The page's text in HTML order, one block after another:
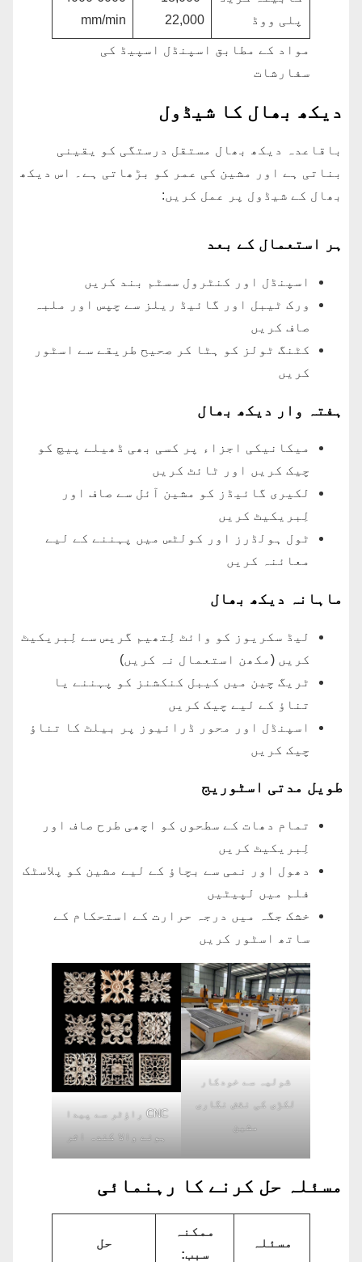
پلی ووڈ
22,000
mm/min
مواد کے مطابق اسپنڈل اسپیڈ کی
سفارشات
دیکھ بھال کا شیڈول
باقاعدہ دیکھ بھال مستقل درستگی کو یقینی
بناتی ہے اور مشین کی عمر کو بڑھاتی ہے۔ اس دیکھ
بھال کے شیڈول پر عمل کریں:
ہر استعمال کے بعد
اسپنڈل اور کنٹرول سسٹم بند کریں
ورک ٹیبل اور گائیڈ ریلز سے چپس اور ملبہ
صاف کریں
کٹنگ ٹولز کو ہٹا کر صحیح طریقے سے اسٹور
کریں
ہفتہ وار دیکھ بھال
میکانیکی اجزاء پر کسی بھی ڈھیلے پیچ کو
چیک کریں اور ٹائٹ کریں
لکیری گائیڈز کو مشین آئل سے صاف اور
لِبریکیٹ کریں
ٹول ہولڈرز اور کولٹس میں پہننے کے لیے
معائنہ کریں
ماہانہ دیکھ بھال
لیڈ سکریوز کو وائٹ لِتھیم گریس سے لِبریکیٹ
کریں (مکھن استعمال نہ کریں)
ٹریگ چین میں کیبل کنکشنز کو پہننے یا
تناؤ کے لیے چیک کریں
اسپنڈل اور محور ڈرائیوز پر بیلٹ کا تناؤ
چیک کریں
طویل مدتی اسٹوریج
تمام دھات کے سطحوں کو اچھی طرح صاف اور
لِبریکیٹ کریں
دھول اور نمی سے بچاؤ کے لیے مشین کو پلاسٹک
فلم میں لپیٹیں
خشک جگہ میں درجہ حرارت کے استحکام کے
ساتھ اسٹور کریں
شولیہ سے خودکار
لکڑی کی نقش نگاری
مشین
CNC راؤٹر سے پیدا
ہونے والا کندہ اثر
مسئلہ حل کرنے کا رہنمائی
مسئلہ
ممکنہ
سبب:
حل